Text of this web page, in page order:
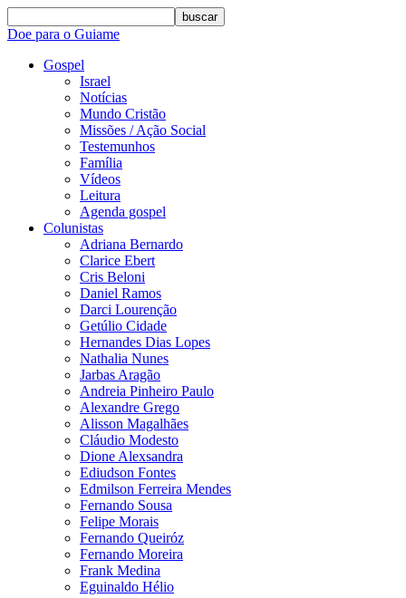
buscar
Doe para o Guiame
Gospel
Israel
Notícias
Mundo Cristão
Missões / Ação Social
Testemunhos
Família
Vídeos
Leitura
Agenda gospel
Colunistas
Adriana Bernardo
Clarice Ebert
Cris Beloni
Daniel Ramos
Darci Lourenção
Getúlio Cidade
Hernandes Dias Lopes
Nathalia Nunes
Jarbas Aragão
Andreia Pinheiro Paulo
Alexandre Grego
Alisson Magalhães
Cláudio Modesto
Dione Alexsandra
Ediudson Fontes
Edmilson Ferreira Mendes
Fernando Sousa
Felipe Morais
Fernando Queiróz
Fernando Moreira
Frank Medina
Eguinaldo Hélio